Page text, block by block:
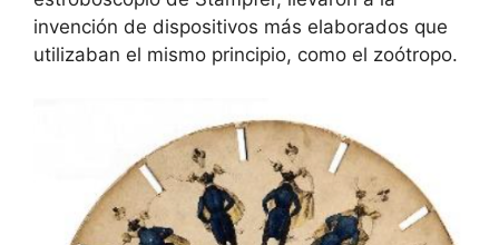
invención de dispositivos más elaborados que
utilizaban el mismo principio, como el zoótropo.